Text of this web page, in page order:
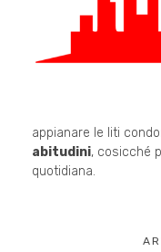
appianare le liti
abitudini, cosicché
quotidiana.